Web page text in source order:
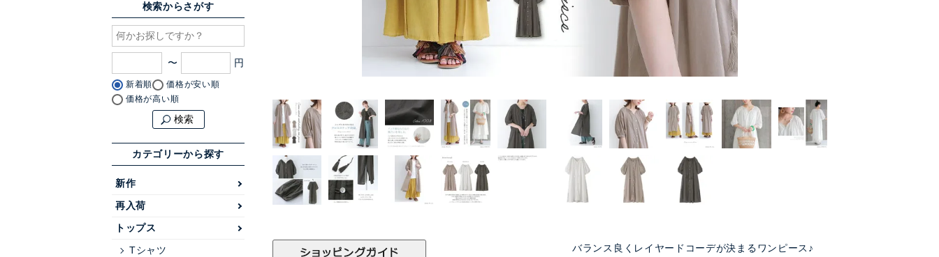
検索からさがす
〜
新着順
価格が安い順
価格が高い順
検索
カテゴリーから探す
新作
再入荷
トップス
Tシャツ
バランス良くレイヤードコーデが決まるワンピース♪